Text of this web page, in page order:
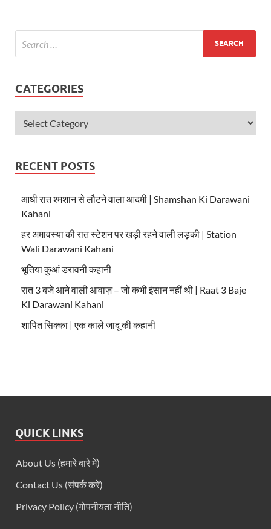
A
p
p
o
k
CATEGORIES
RECENT POSTS
आधी रात श्मशान से लौटने वाला आदमी | Shamshan Ki Darawani
Kahani
हर अमावस्या की रात स्टेशन पर खड़ी रहने वाली लड़की | Station
Wali Darawani Kahani
भूतिया कुआं डरावनी कहानी
रात 3 बजे आने वाली आवाज़ – जो कभी इंसान नहीं थी | Raat 3 Baje
Ki Darawani Kahani
शापित सिक्का | एक काले जादू की कहानी
QUICK LINKS
About Us (हमारे बारे में)
Contact Us (संपर्क करें)
Privacy Policy (गोपनीयता नीति)